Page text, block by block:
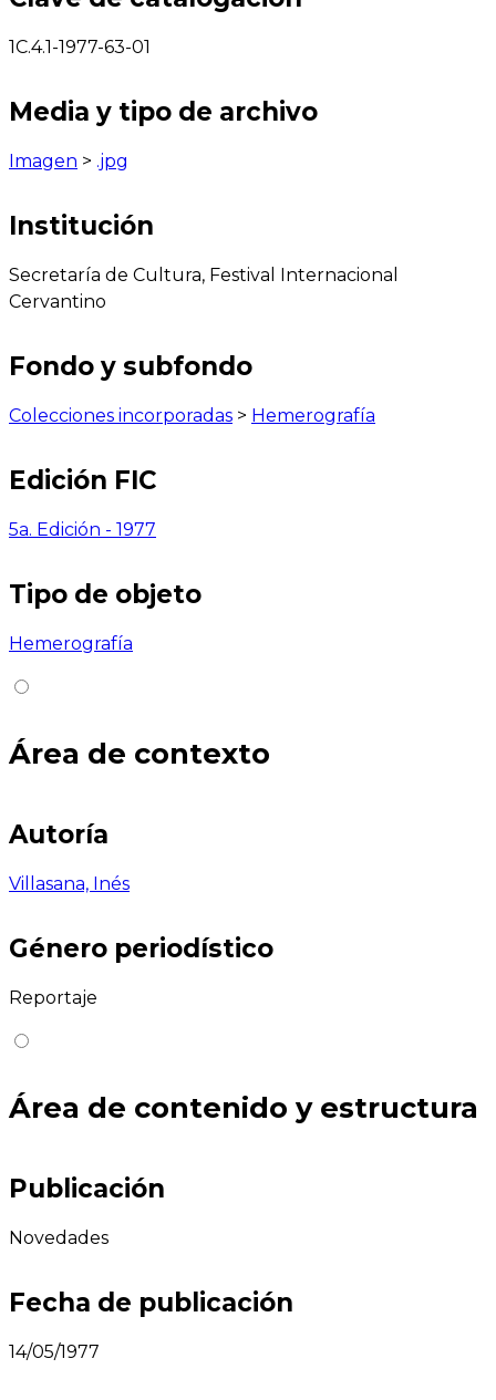
1C.4.1-1977-63-01
Media y tipo de archivo
Imagen > .jpg
Institución
Secretaría de Cultura, Festival Internacional
Cervantino
Fondo y subfondo
Colecciones incorporadas > Hemerografía
Edición FIC
5a. Edición - 1977
Tipo de objeto
Hemerografía
Área de contexto
Autoría
Villasana, Inés
Género periodístico
Reportaje
Área de contenido y estructura
Publicación
Novedades
Fecha de publicación
14/05/1977